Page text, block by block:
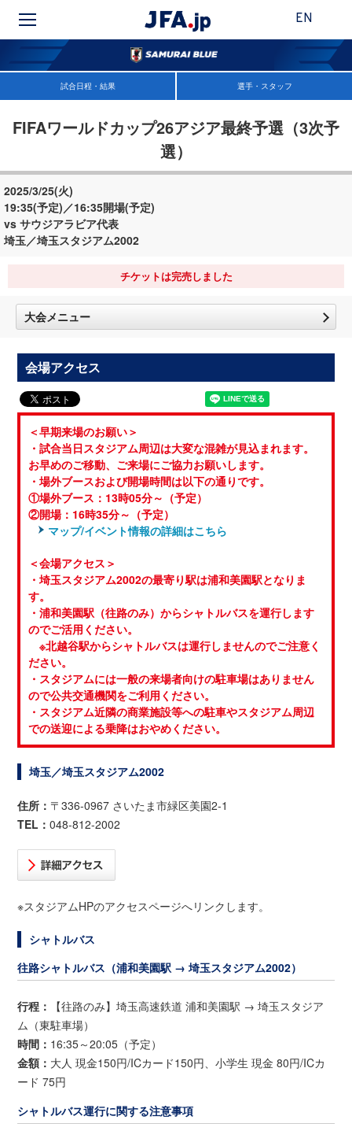
EN
試合日程・結果 選手・スタッフ
FIFAワールドカップ26アジア最終予選（3次予
選）
2025/3/25(火)
19:35(予定)／16:35開場(予定)
vs サウジアラビア代表
埼玉／埼玉スタジアム2002
チケットは完売しました
大会メニュー
会場アクセス
＜早期来場のお願い＞
・試合当日スタジアム周辺は大変な混雑が見込まれます。
お早めのご移動、ご来場にご協力お願いします。
・場外ブースおよび開場時間は以下の通りです。
①場外ブース：13時05分～（予定）
②開場：16時35分～（予定）
マップ/イベント情報の詳細はこちら
＜会場アクセス＞
・埼玉スタジアム2002の最寄り駅は浦和美園駅となりま
す。
・浦和美園駅（往路のみ）からシャトルバスを運行します
のでご活用ください。
※北越谷駅からシャトルバスは運行しませんのでご注意く
ださい。
・スタジアムには一般の来場者向けの駐車場はありません
ので公共交通機関をご利用ください。
・スタジアム近隣の商業施設等への駐車やスタジアム周辺
での送迎による乗降はおやめください。
埼玉／埼玉スタジアム2002
住所： 〒336-0967 さいたま市緑区美園2-1
TEL：048-812-2002
※スタジアムHPのアクセスページへリンクします。
シャトルバス
往路シャトルバス（浦和美園駅 → 埼玉スタジアム2002）
行程：
【往路のみ】埼玉高速鉄道 浦和美園駅 → 埼玉スタジア
ム（東駐車場）
時間： 16:35～20:05（予定）
金額： 大人 現金150円/ICカード150円、小学生 現金 80円/ICカ
ード 75円
シャトルバス運行に関する注意事項